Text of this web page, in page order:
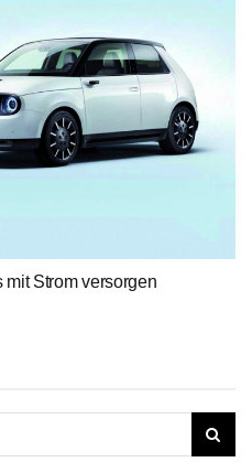
Strom versorgen